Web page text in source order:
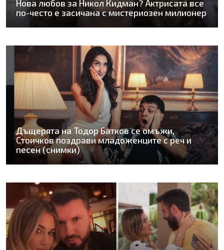
Нова любов за Никол Кидман? Актрисата все
по-често е засичана с мистериозен милионер
Дъщерята на Тодор Батков се омъжи,
Стоичков поздрави младоженците с реч и
песен (снимки)